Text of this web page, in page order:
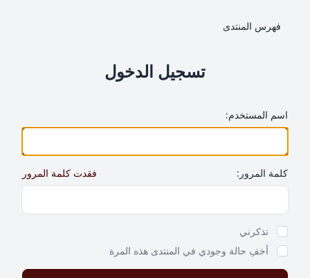
فهرس المنتدى
تسجيل الدخول
اسم المستخدم:
كلمة المرور: فقدت كلمة المرور
تذكرني
أخفِ حالة وجودي في المنتدى هذه المرة